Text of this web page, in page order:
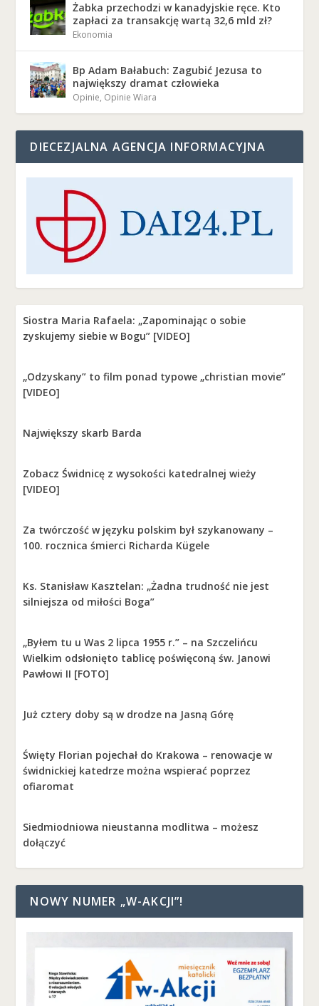
Żabka przechodzi w kanadyjskie ręce. Kto
zapłaci za transakcję wartą 32,6 mld zł?
Ekonomia
Bp Adam Bałabuch: Zagubić Jezusa to
największy dramat człowieka
Opinie, Opinie Wiara
DIECEZJALNA AGENCJA INFORMACYJNA
Siostra Maria Rafaela: „Zapominając o sobie
zyskujemy siebie w Bogu” [VIDEO]
„Odzyskany” to film ponad typowe „christian movie”
[VIDEO]
Największy skarb Barda
Zobacz Świdnicę z wysokości katedralnej wieży
[VIDEO]
Za twórczość w języku polskim był szykanowany –
100. rocznica śmierci Richarda Kügele
Ks. Stanisław Kasztelan: „Żadna trudność nie jest
silniejsza od miłości Boga”
„Byłem tu u Was 2 lipca 1955 r.” – na Szczelińcu
Wielkim odsłonięto tablicę poświęconą św. Janowi
Pawłowi II [FOTO]
Już cztery doby są w drodze na Jasną Górę
Święty Florian pojechał do Krakowa – renowacje w
świdnickiej katedrze można wspierać poprzez
ofiaromat
Siedmiodniowa nieustanna modlitwa – możesz
dołączyć
NOWY NUMER „W-AKCJI”!